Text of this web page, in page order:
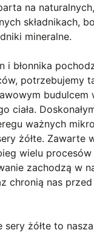
na naturalnych,
składnikach,
mineralne.
i błonnika
potrzebujemy
budulcem
ciała.
ważnych
żółte. Zawarte
wielu
zachodzą w
chronią nas
sery żółte to